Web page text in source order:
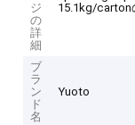
ジ
の
詳
細
15.1kg/carton
ブ
ラ
ン
ド
名
Yuoto